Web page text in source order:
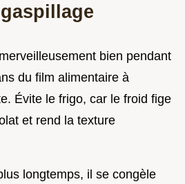
bien pendant
du film alimentaire à
Évite le frigo, car le froid fige
et rend la texture
longtemps, il se congèle